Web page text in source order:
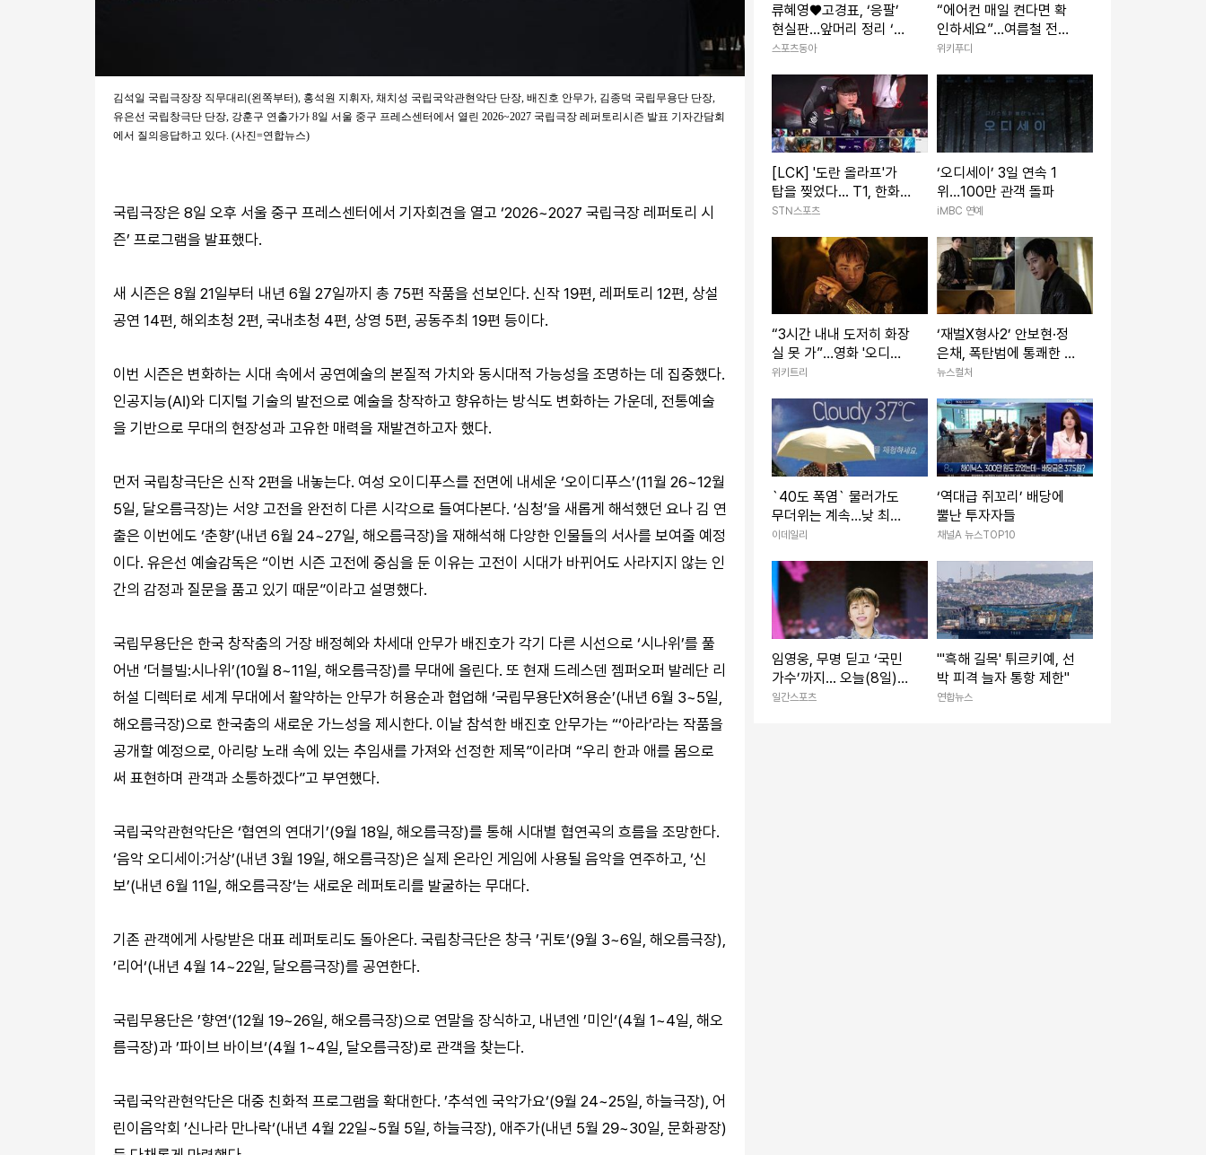
김석일 국립극장장 직무대리(왼쪽부터), 홍석원 지휘자, 채치성 국립국악관현악단 단장, 배진호 안무가, 김종덕 국립무용단 단장,
유은선 국립창극단 단장, 강훈구 연출가가 8일 서울 중구 프레스센터에서 열린 2026~2027 국립극장 레퍼토리시즌 발표 기자간담회
에서 질의응답하고 있다. (사진=연합뉴스)
국립극장은 8일 오후 서울 중구 프레스센터에서 기자회견을 열고 ‘2026~2027 국립극장 레퍼토리 시
즌’ 프로그램을 발표했다.
새 시즌은 8월 21일부터 내년 6월 27일까지 총 75편 작품을 선보인다. 신작 19편, 레퍼토리 12편, 상설
공연 14편, 해외초청 2편, 국내초청 4편, 상영 5편, 공동주최 19편 등이다.
이번 시즌은 변화하는 시대 속에서 공연예술의 본질적 가치와 동시대적 가능성을 조명하는 데 집중했다.
인공지능(AI)와 디지털 기술의 발전으로 예술을 창작하고 향유하는 방식도 변화하는 가운데, 전통예술
을 기반으로 무대의 현장성과 고유한 매력을 재발견하고자 했다.
먼저 국립창극단은 신작 2편을 내놓는다. 여성 오이디푸스를 전면에 내세운 ‘오이디푸스’(11월 26~12월
5일, 달오름극장)는 서양 고전을 완전히 다른 시각으로 들여다본다. ‘심청’을 새롭게 해석했던 요나 김 연
출은 이번에도 ‘춘향’(내년 6월 24~27일, 해오름극장)을 재해석해 다양한 인물들의 서사를 보여줄 예정
이다. 유은선 예술감독은 “이번 시즌 고전에 중심을 둔 이유는 고전이 시대가 바뀌어도 사라지지 않는 인
간의 감정과 질문을 품고 있기 때문”이라고 설명했다.
국립무용단은 한국 창작춤의 거장 배정혜와 차세대 안무가 배진호가 각기 다른 시선으로 ‘시나위’를 풀
어낸 ‘더블빌:시나위’(10월 8~11일, 해오름극장)를 무대에 올린다. 또 현재 드레스덴 젬퍼오퍼 발레단 리
허설 디렉터로 세계 무대에서 활약하는 안무가 허용순과 협업해 ‘국립무용단X허용순’(내년 6월 3~5일,
해오름극장)으로 한국춤의 새로운 가느성을 제시한다. 이날 참석한 배진호 안무가는 “‘아라’라는 작품을
공개할 예정으로, 아리랑 노래 속에 있는 추임새를 가져와 선정한 제목”이라며 “우리 한과 애를 몸으로
써 표현하며 관객과 소통하겠다”고 부연했다.
국립국악관현악단은 ‘협연의 연대기’(9월 18일, 해오름극장)를 통해 시대별 협연곡의 흐름을 조망한다.
‘음악 오디세이:거상’(내년 3월 19일, 해오름극장)은 실제 온라인 게임에 사용될 음악을 연주하고, ‘신
보’(내년 6월 11일, 해오름극장‘는 새로운 레퍼토리를 발굴하는 무대다.
기존 관객에게 사랑받은 대표 레퍼토리도 돌아온다. 국립창극단은 창극 ’귀토‘(9월 3~6일, 해오름극장),
’리어‘(내년 4월 14~22일, 달오름극장)를 공연한다.
국립무용단은 ’향연‘(12월 19~26일, 해오름극장)으로 연말을 장식하고, 내년엔 ’미인‘(4월 1~4일, 해오
름극장)과 ’파이브 바이브‘(4월 1~4일, 달오름극장)로 관객을 찾는다.
국립국악관현악단은 대중 친화적 프로그램을 확대한다. ’추석엔 국악가요‘(9월 24~25일, 하늘극장), 어
린이음악회 ’신나라 만나락‘(내년 4월 22일~5월 5일, 하늘극장), 애주가(내년 5월 29~30일, 문화광장)
류혜영♥고경표, ‘응팔’
현실판…앞머리 정리 ‘심
쿵’→최고 7.8% (나혼
스포츠동아
“에어컨 매일 켠다면 확
인하세요”…여름철 전기
화재 줄이는 점검법
위키푸디
[LCK] '도란 올라프'가
탑을 찢었다... T1, 한화생
명 압도하고 1세트 선취
STN스포츠
‘오디세이’ 3일 연속 1
위…100만 관객 돌파
iMBC 연예
“3시간 내내 도저히 화장
실 못 가”…영화 '오디세
이' 쿠키영상·평점·논란
위키트리
‘재벌X형사2’ 안보현·정
은채, 폭탄범에 통쾌한 반
격 예고
뉴스컬처
`40도 폭염` 물러가도
무더위는 계속…낮 최고
35도[내일날씨]
이데일리
‘역대급 쥐꼬리’ 배당에
뿔난 투자자들
채널A 뉴스TOP10
임영웅, 무명 딛고 ‘국민
가수’까지... 오늘(8일)
데뷔 10주년
일간스포츠
"'흑해 길목' 튀르키예, 선
박 피격 늘자 통항 제한"
연합뉴스